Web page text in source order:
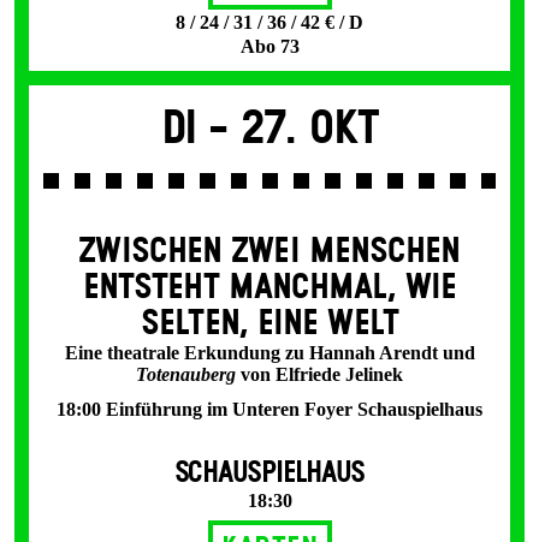
8 / 24 / 31 / 36 / 42 € / D
Abo 73
Di - 27. Okt
ZWISCHEN ZWEI MENSCHEN
ENT­STEHT MANCH­MAL, WIE
SELTEN, EINE WELT
Eine theatrale Erkundung zu Hannah Arendt und
Totenauberg von Elfriede Jelinek
18:00 Einführung im Unteren Foyer Schauspielhaus
SCHAUSPIELHAUS
18:30